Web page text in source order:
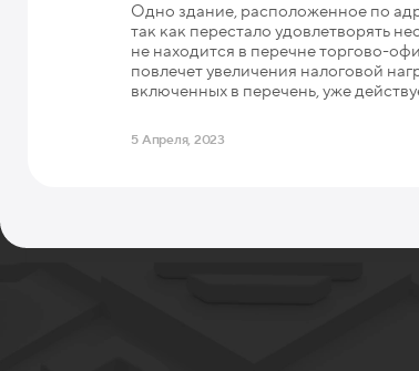
Одно здание, расположенное по
так как перестало удовлетворять
не находится в перечне торгово-
повлечет увеличения налоговой
включенных в перечень, уже
5 Апреля, 2023